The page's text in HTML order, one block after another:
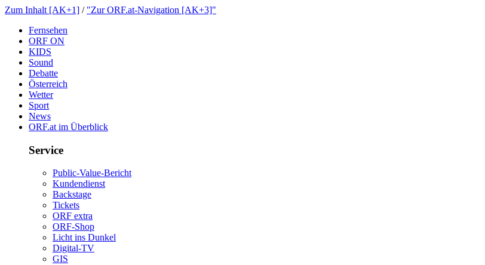
ZumInhalt[AK+1] / "ZurORF.at-Navigation[AK+3]"
Fernsehen
ORFON
KIDS
Sound
Debatte
Österreich
Wetter
Sport
News
ORF.atimÜberblick
Service
Public-Value-Bericht
Kundendienst
Backstage
Tickets
ORFextra
ORF-Shop
LichtinsDunkel
Digital-TV
GIS